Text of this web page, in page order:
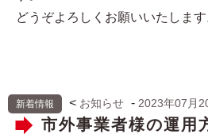
どうぞよろしくお願いいたします
新着情報 < お知らせ - 2023年07月
市外事業者様の運用